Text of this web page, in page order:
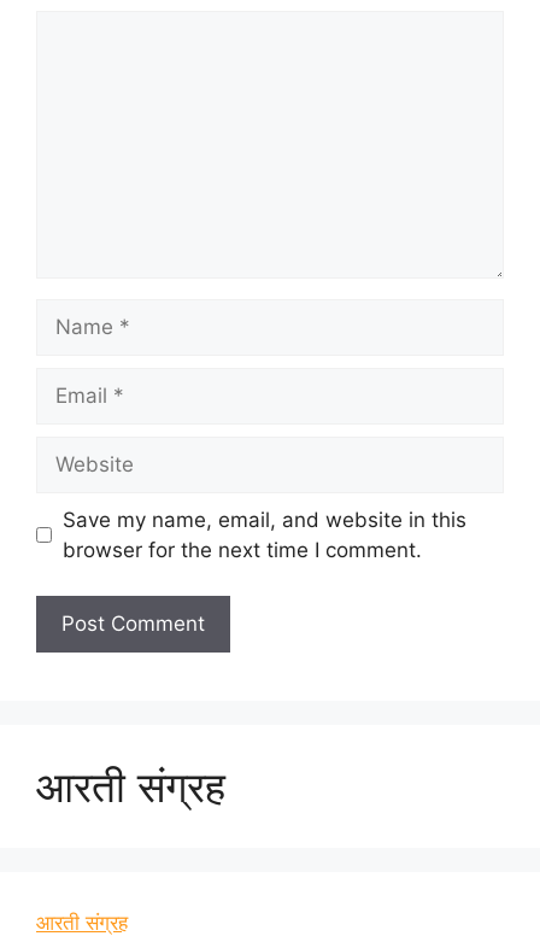
Save my name, email, and website in this
browser for the next time I comment.
आरती संग्रह
आरती संग्रह